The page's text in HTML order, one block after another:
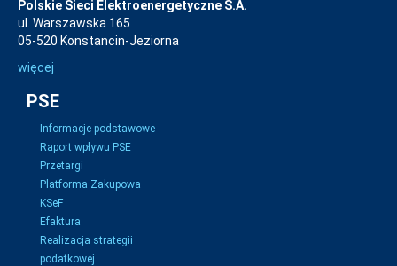
Polskie Sieci Elektroenergetyczne S.A.
ul. Warszawska 165
05-520 Konstancin-Jeziorna
więcej
PSE
Informacje podstawowe
Raport wpływu PSE
Przetargi
Platforma Zakupowa
KSeF
Efaktura
Realizacja strategii
podatkowej